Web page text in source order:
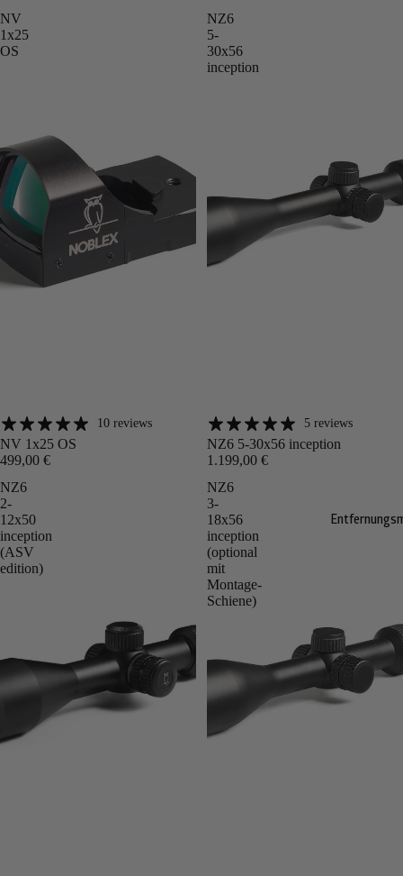
NV
1x25
OS
Angebot 10 reviews
NV 1x25 OS
499,00 €
NZ6
5-
30x56
inception
Angebot 5 reviews
NZ6 5-30x56 inception
1.199,00 €
NZ6
2-
12x50
inception
(ASV
edition)
NZ6
3-
18x56
inception
(optional
mit
Montage-
Schiene)